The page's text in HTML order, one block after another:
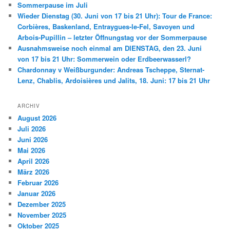
Sommerpause im Juli
Wieder Dienstag (30. Juni von 17 bis 21 Uhr): Tour de France:
Corbières, Baskenland, Entraygues-le-Fel, Savoyen und
Arbois-Pupillin – letzter Öffnungstag vor der Sommerpause
Ausnahmsweise noch einmal am DIENSTAG, den 23. Juni
von 17 bis 21 Uhr: Sommerwein oder Erdbeerwasserl?
Chardonnay v Weißburgunder: Andreas Tscheppe, Sternat-
Lenz, Chablis, Ardoisières und Jalits, 18. Juni: 17 bis 21 Uhr
ARCHIV
August 2026
Juli 2026
Juni 2026
Mai 2026
April 2026
März 2026
Februar 2026
Januar 2026
Dezember 2025
November 2025
Oktober 2025